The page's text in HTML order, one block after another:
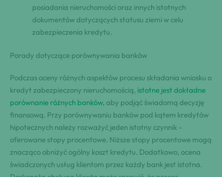
posiadania nieruchomości oraz innych istotnych
dokumentów dotyczących statusu ziemi w celu
zabezpieczenia kredytu.
Porady dotyczące porównywania banków
Podczas oceny różnych aspektów procesu składania wniosku o
kredyt zabezpieczony nieruchomością, istotne jest dokładne
porównanie różnych banków, aby podjąć świadomą decyzję
finansową. Przy porównywaniu banków pod kątem kredytów
hipotecznych należy rozważyć jeden istotny czynnik –
oferowane stopy procentowe. Niższe stopy procentowe mogą
znacząco obniżyć ogólny koszt kredytu. Dodatkowo, ocena
świadczonych usług klientom przez każdy bank jest istotna.